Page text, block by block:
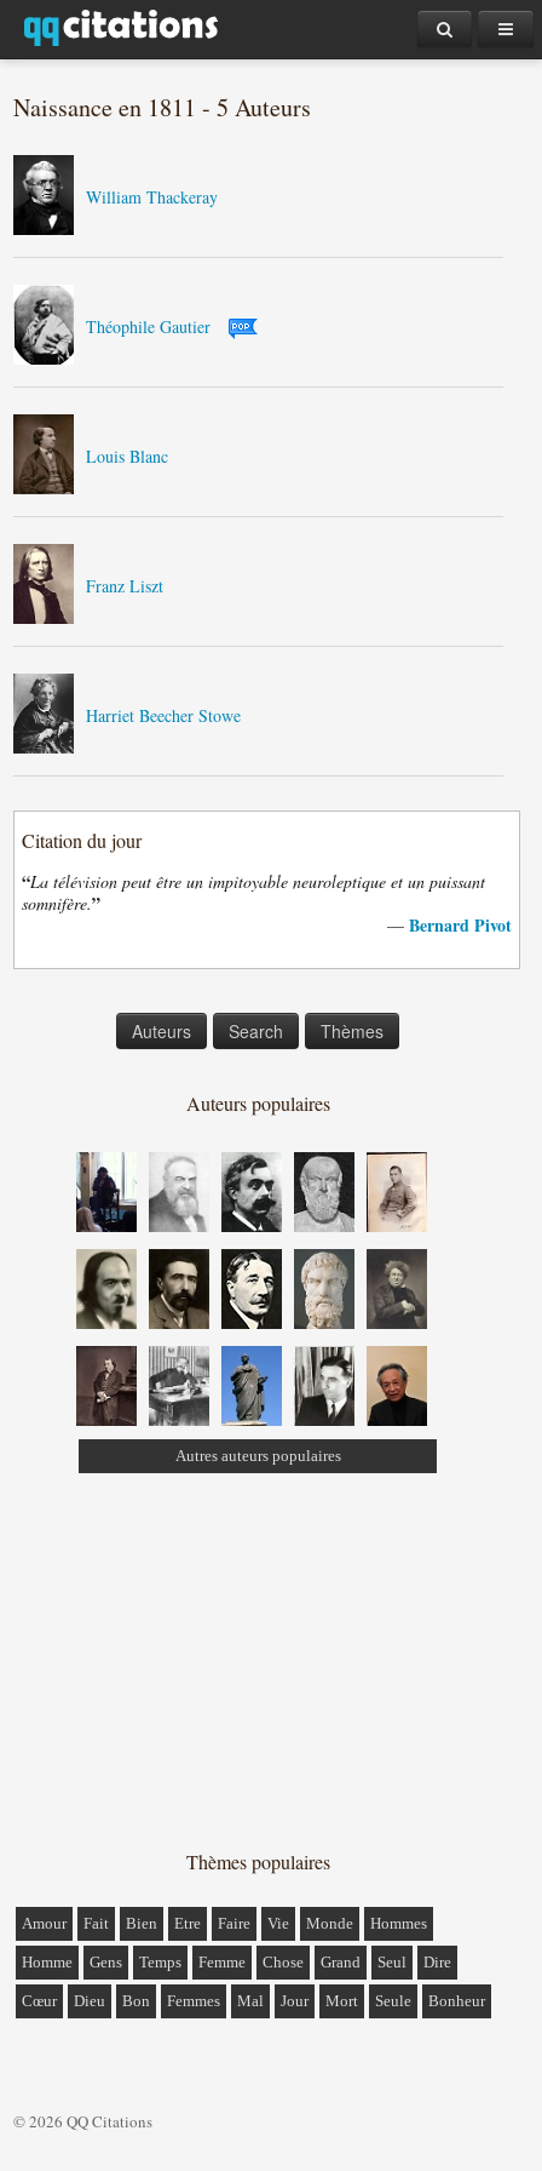
Naissance en 1811 - 5 Auteurs
William Thackeray
Théophile Gautier
Louis Blanc
Franz Liszt
Harriet Beecher Stowe
Citation du jour
“La télévision peut être un impitoyable neuroleptique et un puissant
somnifère.”
— Bernard Pivot
Auteurs Search Thèmes
Auteurs populaires
Autres auteurs populaires
Thèmes populaires
Amour Fait Bien Etre Faire Vie Monde Hommes
Homme Gens Temps Femme Chose Grand Seul Dire
Cœur Dieu Bon Femmes Mal Jour Mort Seule Bonheur
© 2026 QQ Citations